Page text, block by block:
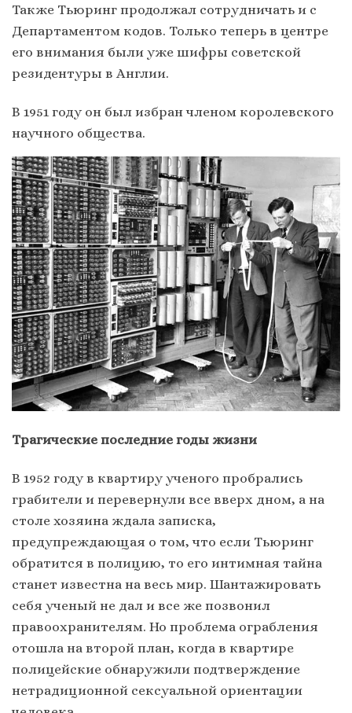
Также Тьюринг продолжал сотрудничать и с
Департаментом кодов. Только теперь в центре
его внимания были уже шифры советской
резидентуры в Англии.
В 1951 году он был избран членом королевского
научного общества.
Трагические последние годы жизни
В 1952 году в квартиру ученого пробрались
грабители и перевернули все вверх дном, а на
столе хозяина ждала записка,
предупреждающая о том, что если Тьюринг
обратится в полицию, то его интимная тайна
станет известна на весь мир. Шантажировать
себя ученый не дал и все же позвонил
правоохранителям. Но проблема ограбления
отошла на второй план, когда в квартире
полицейские обнаружили подтверждение
нетрадиционной сексуальной ориентации